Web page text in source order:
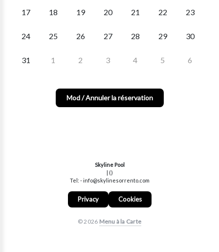
17 18 19 20 21 22 23
24 25 26 27 28 29 30
31 1 2 3 4 5 6
Mod / Annuler la réservation
Skyline Pool
| ()
Tel: - info@skylinesorrento.com
Privacy Cookies
© 2026 Menu à la Carte